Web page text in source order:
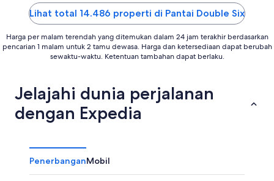
5
Lihat total 14.486 properti di Pantai Double Six
Harga per malam terendah yang ditemukan dalam 24 jam terakhir berdasarkan
pencarian 1 malam untuk 2 tamu dewasa. Harga dan ketersediaan dapat berubah
sewaktu-waktu. Ketentuan tambahan dapat berlaku.
Jelajahi dunia perjalanan
dengan Expedia
PenerbanganMobil